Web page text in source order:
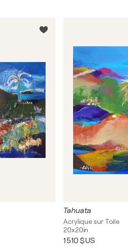
Tahuata
Acrylique sur Toile
20x20in
1 510 $US